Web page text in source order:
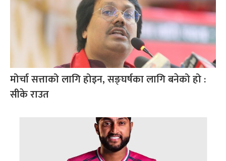
मोर्चा सत्ताको लागि होइन, सङ्घर्षका लागि बनेको हो :
सीके राउत